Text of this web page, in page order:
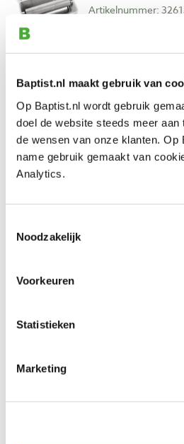
Baptist.nl maakt gebruik van
Op Baptist.nl wordt gebruik
doel de website steeds meer aan
de wensen van onze klanten. Op
name gebruik gemaakt van
Analytics.
Noodzakelijk
Voorkeuren
Statistieken
Marketing
Artikelnummer:
€ 131,40 excl. btw
Gupfo lijmkwast
Artikelnummer:
Pentacryl
Rustins Danish